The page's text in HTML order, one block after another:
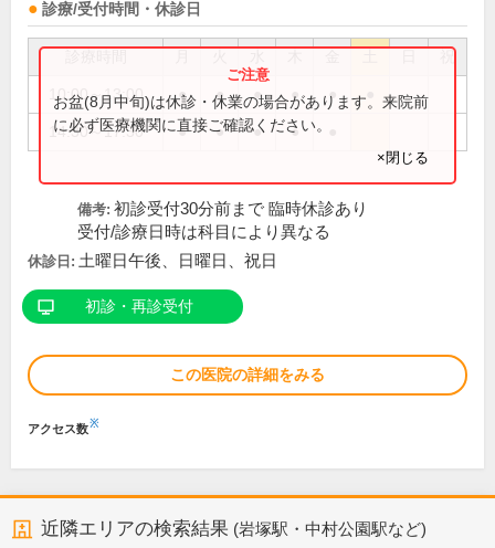
診療/受付時間・休診日
祝
10:00～13:00 ● ● ● ● ●
14:30～17:30 ● ● ● ●
お盆(8月中旬)は休診・休業の場合があります。来院前
に必ず医療機関に直接ご確認ください。
×閉じる
備考: 初診受付30分前まで 臨時休診あり
受付/診療日時は科目により異なる
休診日: 土曜日午後、日曜日、祝日
初診・再診受付
この医院の詳細をみる
アクセス数※
近隣エリアの検索結果 (岩塚駅・中村公園駅など)